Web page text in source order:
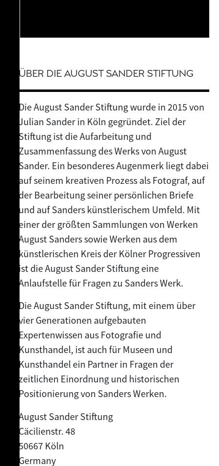
ÜBER DIE AUGUST SANDER STIFTUNG
Die August Sander Stiftung wurde in 2015 von
Julian Sander in Köln gegründet. Ziel der
Stiftung ist die Aufarbeitung und
Zusammenfassung des Werks von August
Sander. Ein besonderes Augenmerk liegt dabei
auf seinem kreativen Prozess als Fotograf, auf
der Bearbeitung seiner persönlichen Briefe
und auf Sanders künstlerischem Umfeld. Mit
einer der größten Sammlungen von Werken
August Sanders sowie Werken aus dem
künstlerischen Kreis der Kölner Progressiven
ist die August Sander Stiftung eine
Anlaufstelle für Fragen zu Sanders Werk.
Die August Sander Stiftung, mit einem über
vier Generationen aufgebauten
Expertenwissen aus Fotografie und
Kunsthandel, ist auch für Museen und
Kunsthandel ein Partner in Fragen der
zeitlichen Einordnung und historischen
Positionierung von Sanders Werken.
August Sander Stiftung
Cäcilienstr. 48
50667 Köln
Germany